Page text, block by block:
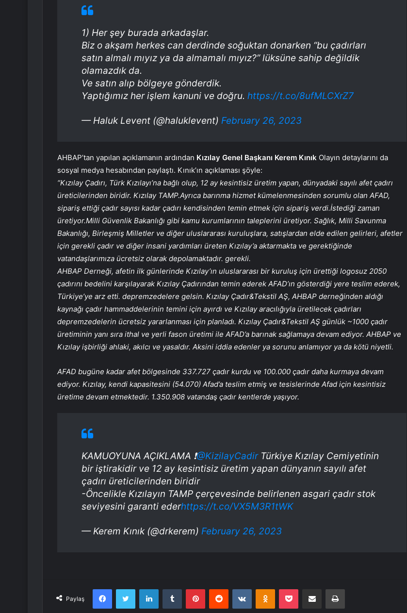
1) Her şey burada arkadaşlar.
Biz o akşam herkes can derdinde soğuktan donarken “bu çadırları
satın almalı mıyız ya da almamalı mıyız?” lüksüne sahip değildik
olamazdık da.
Ve satın alıp bölgeye gönderdik.
Yaptığımız her işlem kanuni ve doğru. https://t.co/8ufMLCXrZ7
— Haluk Levent (@haluklevent) February 26, 2023
AHBAP’tan yapılan açıklamanın ardından Kızılay Genel Başkanı Kerem Kınık Olayın detaylarını da
sosyal medya hesabından paylaştı. Kınık’ın açıklaması şöyle:
“Kızılay Çadırı, Türk Kızılayı’na bağlı olup, 12 ay kesintisiz üretim yapan, dünyadaki sayılı afet çadırı
üreticilerinden biridir. Kızılay TAMP.Ayrıca barınma hizmet kümelenmesinden sorumlu olan AFAD,
sipariş ettiği çadır sayısı kadar çadırı kendisinden temin etmek için sipariş verdi.İstediği zaman
üretiyor.Milli Güvenlik Bakanlığı gibi kamu kurumlarının taleplerini üretiyor. Sağlık, Milli Savunma
Bakanlığı, Birleşmiş Milletler ve diğer uluslararası kuruluşlara, satışlardan elde edilen gelirleri, afetler
için gerekli çadır ve diğer insani yardımları üreten Kızılay’a aktarmakta ve gerektiğinde
vatandaşlarımıza ücretsiz olarak depolamaktadır. gerekli.
AHBAP Derneği, afetin ilk günlerinde Kızılay’ın uluslararası bir kuruluş için ürettiği logosuz 2050
çadırını bedelini karşılayarak Kızılay Çadırından temin ederek AFAD’ın gösterdiği yere teslim ederek,
Türkiye’ye arz etti. depremzedelere gelsin. Kızılay Çadır&Tekstil AŞ, AHBAP derneğinden aldığı
kaynağı çadır hammaddelerinin temini için ayırdı ve Kızılay aracılığıyla üretilecek çadırları
depremzedelerin ücretsiz yararlanması için planladı. Kızılay Çadır&Tekstil AŞ günlük ~1000 çadır
üretiminin yanı sıra ithal ve yerli fason üretimi ile AFAD’a barınak sağlamaya devam ediyor. AHBAP ve
Kızılay işbirliği ahlaki, akılcı ve yasaldır. Aksini iddia edenler ya sorunu anlamıyor ya da kötü niyetli.
AFAD bugüne kadar afet bölgesinde 337.727 çadır kurdu ve 100.000 çadır daha kurmaya devam
ediyor. Kızılay, kendi kapasitesini (54.070) Afad’a teslim etmiş ve tesislerinde Afad için kesintisiz
üretime devam etmektedir. 1.350.908 vatandaş çadır kentlerde yaşıyor.
KAMUOYUNA AÇIKLAMA ❗️@KizilayCadirTürkiye Kızılay Cemiyetinin
bir iştirakidir ve 12 ay kesintisiz üretim yapan dünyanın sayılı afet
çadırı üreticilerinden biridir
-Öncelikle Kızılayın TAMP çerçevesinde belirlenen asgari çadır stok
seviyesini garanti ederhttps://t.co/VX5M3R1tWK
— Kerem Kınık (@drkerem) February 26, 2023
Paylaş
FacebookTwitter LinkedInTumblr PinterestReddit VKontakteOdnoklassniki
Pocket E-Posta ile paylaş Yazdır